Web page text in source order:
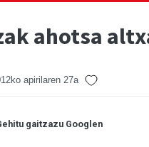
ahotsa
apirilaren 27a
gaitzazu Googlen